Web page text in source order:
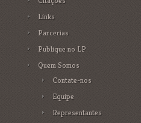
Links
Parcerias
Publique no LP
Quem Somos
Contate-nos
Equipe
Representantes